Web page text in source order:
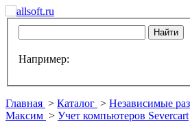
Например:
Главная > Каталог > Независимые
Максим > Учет компьютеров Severcart